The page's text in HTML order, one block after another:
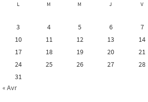
L M M J V
3
4 5 6 7
10
11 12 13 14
17
18 19 20 21
24
25 26 27 28
31
« Avr